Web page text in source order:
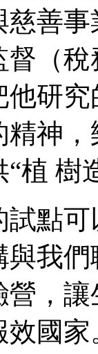
善
（
研
神
植 樹
點
我
，
效國家